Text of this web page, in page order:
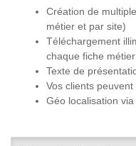
Création de
métier et par site)
Téléchargement
chaque fiche métier
Texte de
Vos clients
Géo localisation